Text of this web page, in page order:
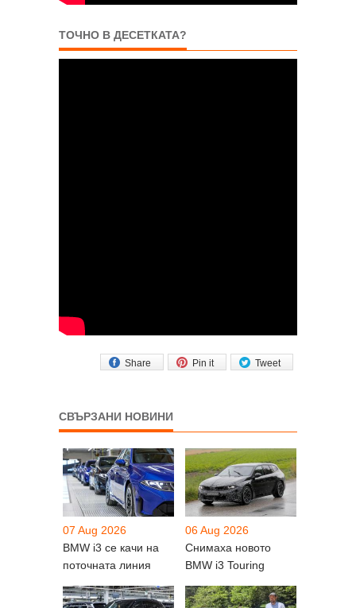
ТОЧНО В ДЕСЕТКАТА?
Tweet
Pin it
Share
СВЪРЗАНИ НОВИНИ
07 Aug 2026
BMW i3 се качи на
поточната линия
06 Aug 2026
Снимаха новото
BMW i3 Touring